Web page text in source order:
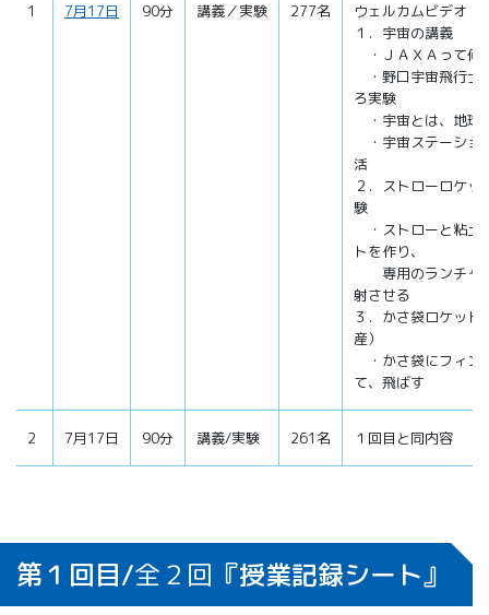
1 7月17日 90分 講義／実験 277名
ウェルカムビデオ
１．宇宙の講義
・ＪＡＸＡって何
・野口宇宙飛行士
ろ実験
・宇宙とは、地球
・宇宙ステーショ
活
２．ストローロケッ
験
・ストローと粘土
トを作り、
専用のランチャ
射させる
３．かさ袋ロケット
産）
・かさ袋にフィン
て、飛ばす
2 7月17日 90分 講義/実験 261名 １回目と同内容
第１回目/全２回 『授業記録シート』